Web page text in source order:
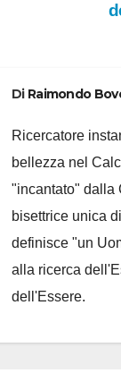
Di Raimondo
Ricercatore
bellezza nel
"incantato" dalla
bisettrice unica
definisce "un
alla ricerca
dell'Essere.